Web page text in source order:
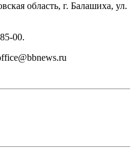
область, г. Балашиха, ул.
00.